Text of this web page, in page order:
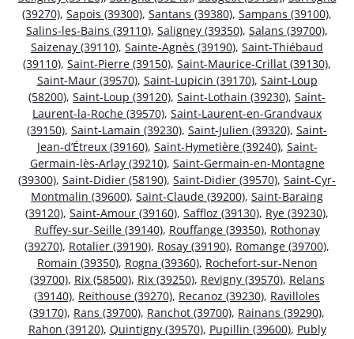
(39270), Sapois (39300), Santans (39380), Sampans (39100),
Salins-les-Bains (39110), Saligney (39350), Salans (39700),
Saizenay (39110), Sainte-Agnès (39190), Saint-Thiébaud
(39110), Saint-Pierre (39150), Saint-Maurice-Crillat (39130),
Saint-Maur (39570), Saint-Lupicin (39170), Saint-Loup
(58200), Saint-Loup (39120), Saint-Lothain (39230), Saint-
Laurent-la-Roche (39570), Saint-Laurent-en-Grandvaux
(39150), Saint-Lamain (39230), Saint-Julien (39320), Saint-
Jean-d’Étreux (39160), Saint-Hymetière (39240), Saint-
Germain-lès-Arlay (39210), Saint-Germain-en-Montagne
(39300), Saint-Didier (58190), Saint-Didier (39570), Saint-Cyr-
Montmalin (39600), Saint-Claude (39200), Saint-Baraing
(39120), Saint-Amour (39160), Saffloz (39130), Rye (39230),
Ruffey-sur-Seille (39140), Rouffange (39350), Rothonay
(39270), Rotalier (39190), Rosay (39190), Romange (39700),
Romain (39350), Rogna (39360), Rochefort-sur-Nenon
(39700), Rix (58500), Rix (39250), Revigny (39570), Relans
(39140), Reithouse (39270), Recanoz (39230), Ravilloles
(39170), Rans (39700), Ranchot (39700), Rainans (39290),
Rahon (39120), Quintigny (39570), Pupillin (39600), Publy